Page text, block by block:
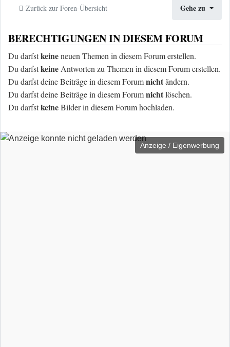
Zurück zur Foren-Übersicht Gehe zu
BERECHTIGUNGEN IN DIESEM FORUM
Du darfstkeineneuen Themen in diesem Forum erstellen.
Du darfstkeine Antworten zu Themen in diesem Forum erstellen.
Du darfst deine Beiträge in diesem Forumnichtändern.
Du darfst deine Beiträge in diesem Forumnichtlöschen.
Du darfstkeineBilder in diesem Forum hochladen.
Anzeige / Eigenwerbung